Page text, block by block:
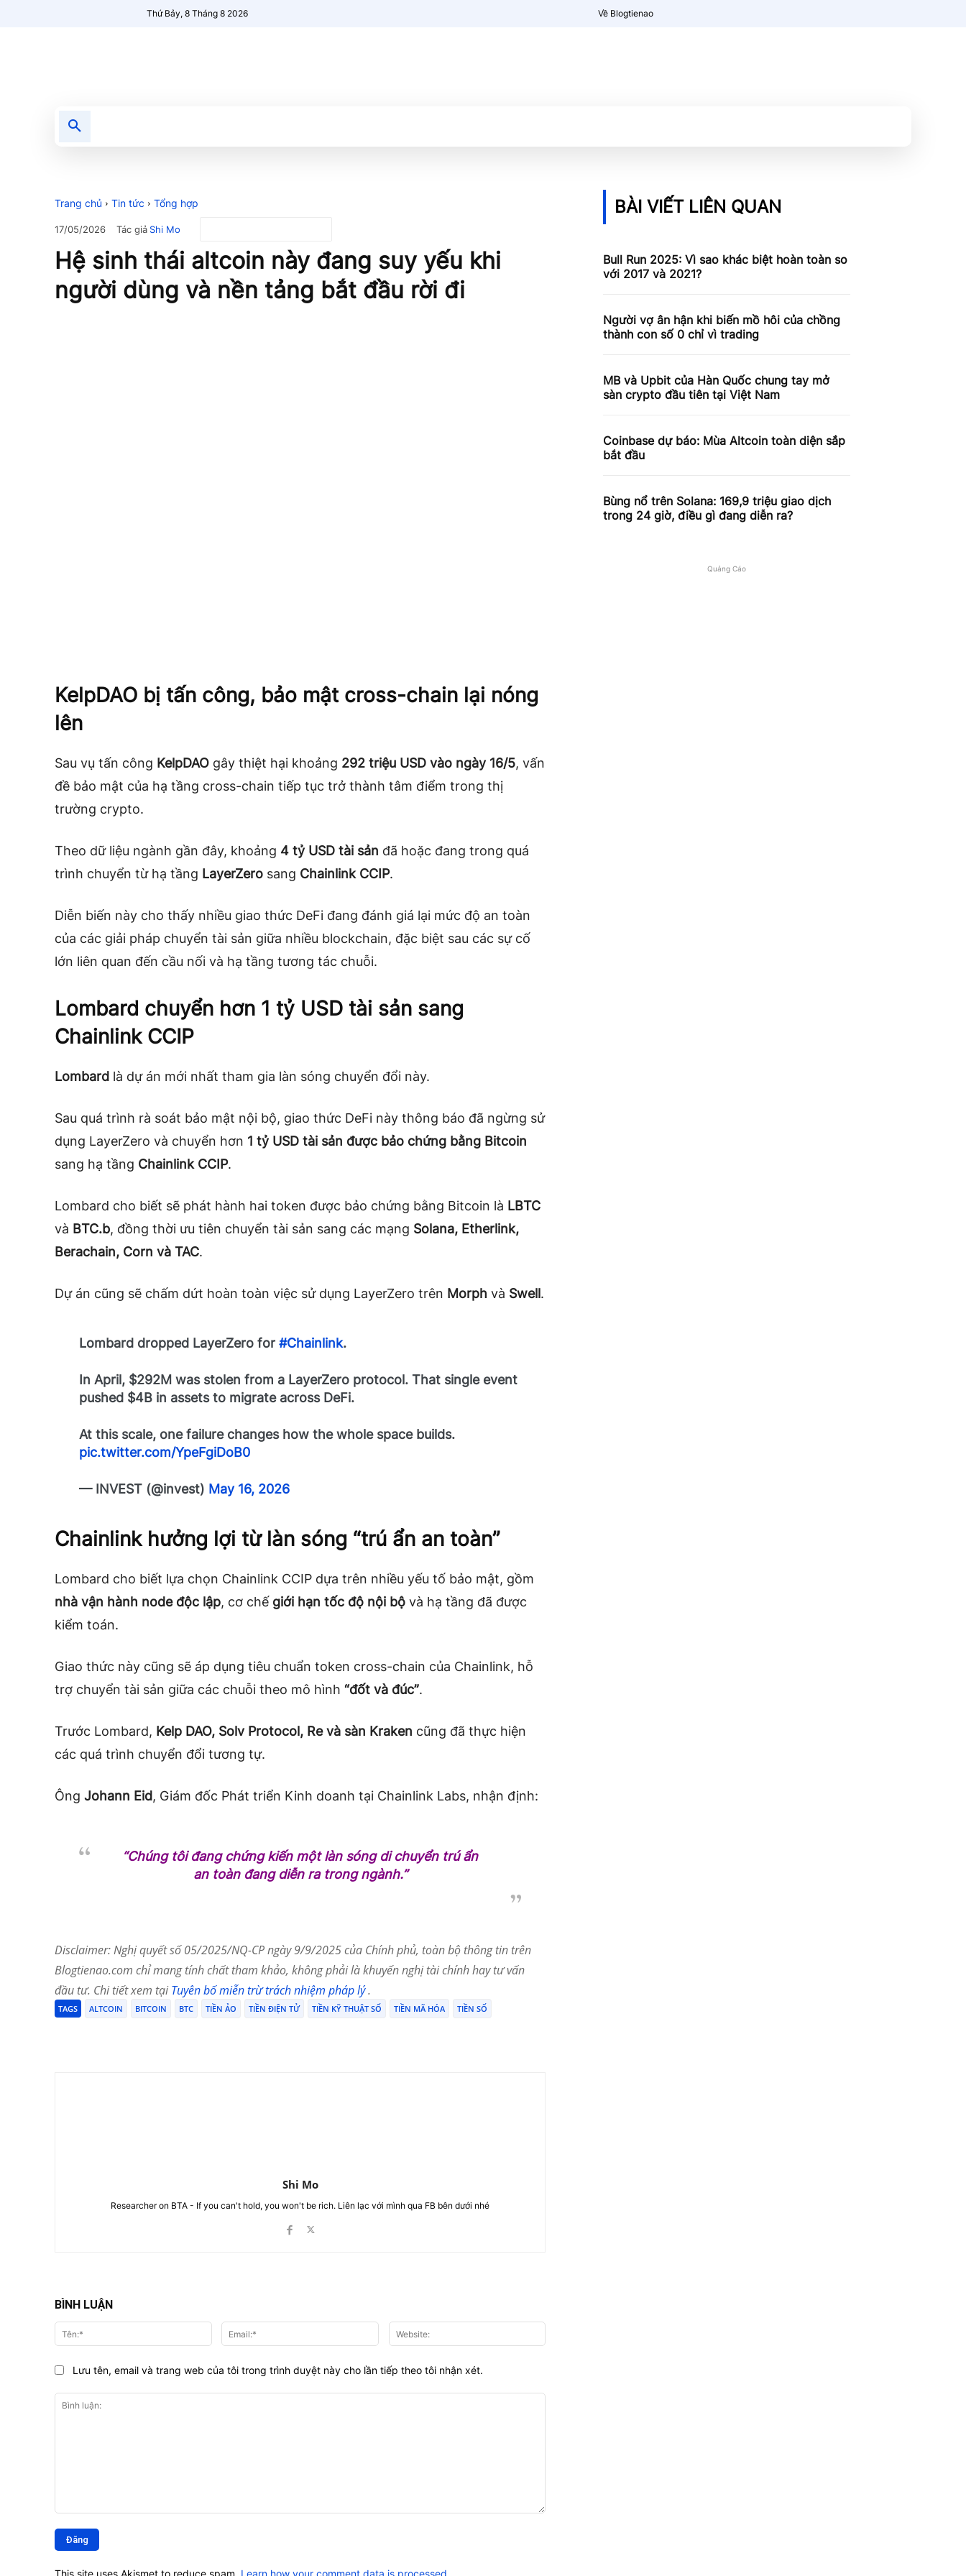
Thứ Bảy, 8 Tháng 8 2026 Về Blogtienao
Trang chủ Tin tức Tổng hợp
17/05/2026 Tác giảShi Mo
Hệ sinh thái altcoin này đang suy yếu khi
người dùng và nền tảng bắt đầu rời đi
KelpDAO bị tấn công, bảo mật cross-chain lại nóng
lên
Sau vụ tấn công KelpDAO gây thiệt hại khoảng 292 triệu USD vào ngày 16/5, vấn
đề bảo mật của hạ tầng cross-chain tiếp tục trở thành tâm điểm trong thị
trường crypto.
Theo dữ liệu ngành gần đây, khoảng 4 tỷ USD tài sản đã hoặc đang trong quá
trình chuyển từ hạ tầng LayerZero sang Chainlink CCIP.
Diễn biến này cho thấy nhiều giao thức DeFi đang đánh giá lại mức độ an toàn
của các giải pháp chuyển tài sản giữa nhiều blockchain, đặc biệt sau các sự cố
lớn liên quan đến cầu nối và hạ tầng tương tác chuỗi.
Lombard chuyển hơn 1 tỷ USD tài sản sang
Chainlink CCIP
Lombard là dự án mới nhất tham gia làn sóng chuyển đổi này.
Sau quá trình rà soát bảo mật nội bộ, giao thức DeFi này thông báo đã ngừng sử
dụng LayerZero và chuyển hơn 1 tỷ USD tài sản được bảo chứng bằng Bitcoin
sang hạ tầng Chainlink CCIP.
Lombard cho biết sẽ phát hành hai token được bảo chứng bằng Bitcoin là LBTC
và BTC.b, đồng thời ưu tiên chuyển tài sản sang các mạng Solana, Etherlink,
Berachain, Corn và TAC.
Dự án cũng sẽ chấm dứt hoàn toàn việc sử dụng LayerZero trên Morph và Swell.
Lombard dropped LayerZero for#Chainlink.
In April, $292M was stolen from a LayerZero protocol. That single event
pushed $4B in assets to migrate across DeFi.
At this scale, one failure changes how the whole space builds.
pic.twitter.com/YpeFgiDoB0
— INVEST (@invest) May 16, 2026
Chainlink hưởng lợi từ làn sóng “trú ẩn an toàn”
Lombard cho biết lựa chọn Chainlink CCIP dựa trên nhiều yếu tố bảo mật, gồm
nhà vận hành node độc lập, cơ chế giới hạn tốc độ nội bộ và hạ tầng đã được
kiểm toán.
Giao thức này cũng sẽ áp dụng tiêu chuẩn token cross-chain của Chainlink, hỗ
trợ chuyển tài sản giữa các chuỗi theo mô hình “đốt và đúc”.
Trước Lombard, Kelp DAO, Solv Protocol, Re và sàn Kraken cũng đã thực hiện
các quá trình chuyển đổi tương tự.
Ông Johann Eid, Giám đốc Phát triển Kinh doanh tại Chainlink Labs, nhận định:
“Chúng tôi đang chứng kiến một làn sóng di chuyển trú ẩn
an toàn đang diễn ra trong ngành.”
Disclaimer: Nghị quyết số 05/2025/NQ-CP ngày 9/9/2025 của Chính phủ, toàn bộ thông tin trên
Blogtienao.com chỉ mang tính chất tham khảo, không phải là khuyến nghị tài chính hay tư vấn
đầu tư. Chi tiết xem tạiTuyên bố miễn trừ trách nhiệm pháp lý.
TAGS ALTCOIN BITCOIN BTC TIỀN ẢO TIỀN ĐIỆN TỬ TIỀN KỸ THUẬT SỐ TIỀN MÃ HÓA TIỀN SỐ
Shi Mo
Researcher on BTA - If you can't hold, you won't be rich. Liên lạc với mình qua FB bên dưới nhé
BÌNH LUẬN
luận:
Tên:* Email:*
Lưu tên, email và trang web của tôi trong trình duyệt này cho lần tiếp theo tôi nhận xét.
This site uses Akismet to reduce spam. Learn how your comment data is processed.
BÀI VIẾT LIÊN QUAN
Bull Run 2025: Vì sao khác biệt hoàn toàn so
với 2017 và 2021?
Người vợ ân hận khi biến mồ hôi của chồng
thành con số 0 chỉ vì trading
MB và Upbit của Hàn Quốc chung tay mở
sàn crypto đầu tiên tại Việt Nam
Coinbase dự báo: Mùa Altcoin toàn diện sắp
bắt đầu
Bùng nổ trên Solana: 169,9 triệu giao dịch
trong 24 giờ, điều gì đang diễn ra?
Quảng Cáo